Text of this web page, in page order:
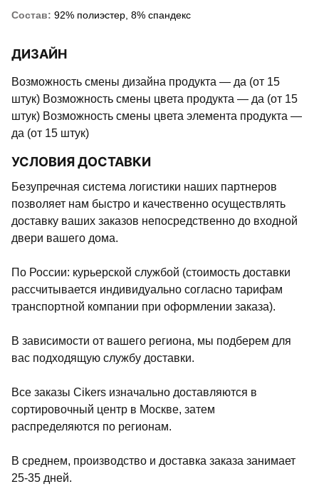
Состав: 92% полиэстер, 8% спандекс
ДИЗАЙН
Возможность смены дизайна продукта — да (от 15
штук) Возможность смены цвета продукта — да (от 15
штук) Возможность смены цвета элемента продукта —
да (от 15 штук)
УСЛОВИЯ ДОСТАВКИ
Безупречная система логистики наших партнеров
позволяет нам быстро и качественно осуществлять
доставку ваших заказов непосредственно до входной
двери вашего дома.
По России: курьерской службой (стоимость доставки
рассчитывается индивидуально согласно тарифам
транспортной компании при оформлении заказа).
В зависимости от вашего региона, мы подберем для
вас подходящую службу доставки.
Все заказы Cikers изначально доставляются в
сортировочный центр в Москве, затем
распределяются по регионам.
В среднем, производство и доставка заказа занимает
25-35 дней.